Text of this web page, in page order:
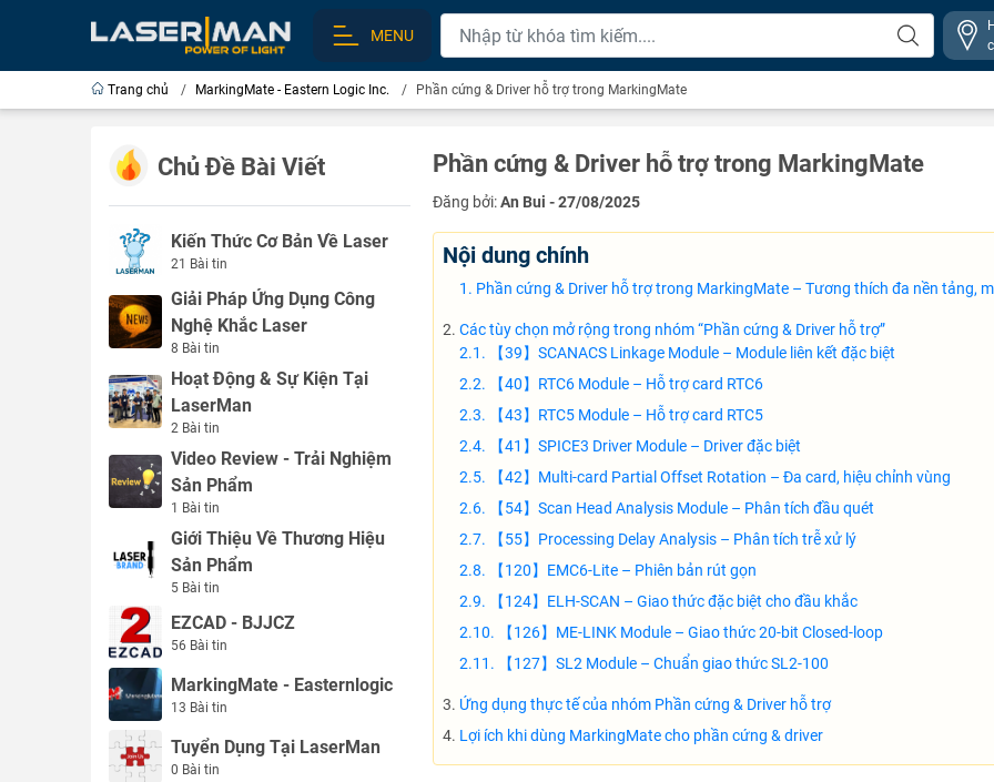
MENU
Trang chủ / MarkingMate - Eastern Logic Inc. / Phần cứng & Driver hỗ trợ trong MarkingMate
Phần cứng & Driver hỗ trợ trong MarkingMate
Đăng bởi:An Bui - 27/08/2025
Nội dung chính
Phần cứng & Driver hỗ trợ trong MarkingMate – Tương thích đa nền tảng,
Các tùy chọn mở rộng trong nhóm “Phần cứng & Driver hỗ trợ”
【39】SCANACS Linkage Module – Module liên kết đặc biệt
【40】RTC6 Module – Hỗ trợ card RTC6
【43】RTC5 Module – Hỗ trợ card RTC5
【41】SPICE3 Driver Module – Driver đặc biệt
【42】Multi-card Partial Offset Rotation – Đa card, hiệu chỉnh vùng
【54】Scan Head Analysis Module – Phân tích đầu quét
【55】Processing Delay Analysis – Phân tích trễ xử lý
【120】EMC6-Lite – Phiên bản rút gọn
【124】ELH-SCAN – Giao thức đặc biệt cho đầu khắc
【126】ME-LINK Module – Giao thức 20-bit Closed-loop
【127】SL2 Module – Chuẩn giao thức SL2-100
Ứng dụng thực tế của nhóm Phần cứng & Driver hỗ trợ
Lợi ích khi dùng MarkingMate cho phần cứng & driver
Chủ Đề Bài Viết
Kiến Thức Cơ Bản Về Laser
21 Bài tin
Giải Pháp Ứng Dụng Công
Nghệ Khắc Laser
8 Bài tin
Hoạt Động & Sự Kiện Tại
LaserMan
2 Bài tin
Video Review - Trải Nghiệm
Sản Phẩm
1 Bài tin
Giới Thiệu Về Thương Hiệu
Sản Phẩm
5 Bài tin
EZCAD - BJJCZ
56 Bài tin
MarkingMate - Easternlogic
13 Bài tin
Tuyển Dụng Tại LaserMan
0 Bài tin